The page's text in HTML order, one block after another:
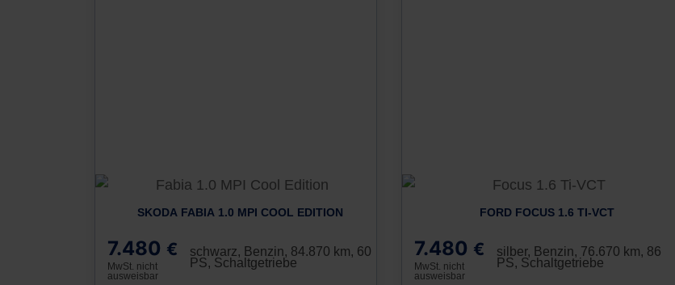
SKODA FABIA 1.0 MPI COOL EDITION
7.480 €
MwSt. nicht
ausweisbar
schwarz, Benzin, 84.870 km, 60
PS, Schaltgetriebe
FORD FOCUS 1.6 TI-VCT
7.480 €
MwSt. nicht
ausweisbar
silber, Benzin, 76.670 km, 86
PS, Schaltgetriebe